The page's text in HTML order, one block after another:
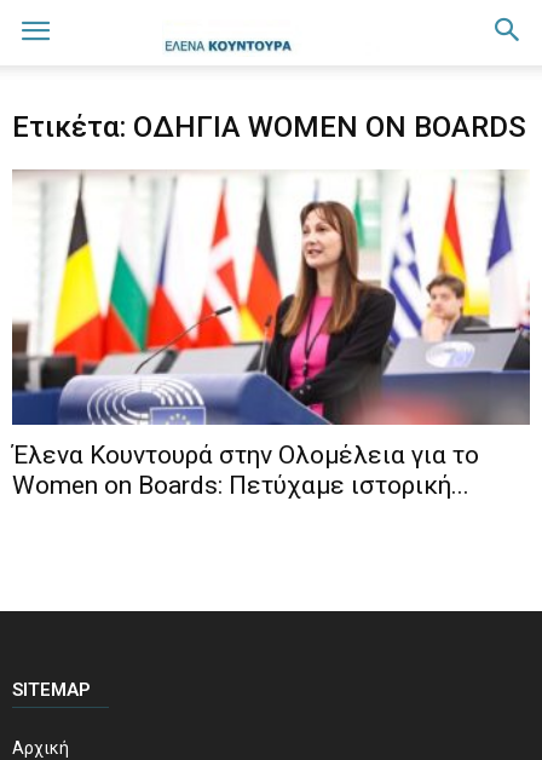
Ετικέτα: ΟΔΗΓΙΑ WOMEN ON BOARDS
Έλενα Κουντουρά στην Ολομέλεια για το
Women on Boards: Πετύχαμε ιστορική...
SITEMAP
Αρχική